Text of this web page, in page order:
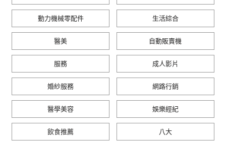
動力機械零配件 生活綜合
醫美 自動販賣機
服務 成人影片
婚紗服務 網路行銷
醫學美容 娛樂經紀
飲食推薦 八大